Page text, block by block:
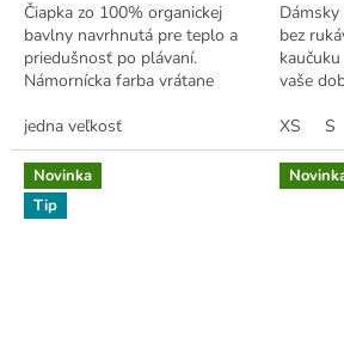
Čiapka zo 100% organickej
bavlny navrhnutá pre teplo a
priedušnosť po plávaní.
Námornícka farba vrátane
jedna veľkosť
bez
vaše
ochranu
XS S
Novinka
Tip